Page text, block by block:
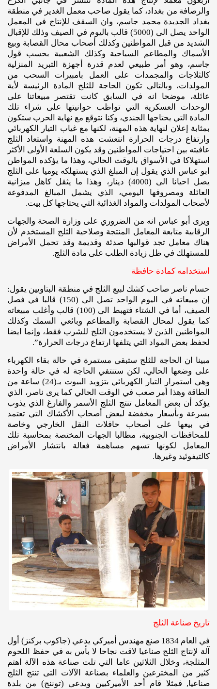
والرصافة من بغداد، كما يقول صاحب معمل الغدير في منطقة
بغداد الجديدة محمد جاسم، وان السقف للإنتاج في المعمل
الواحد يصل الى (5000) قالب باليوم في الصيف وذلك للإقبال
الشديد من قبل المواطنين وكذلك أصحاب محال القصابة وبيع
الأسماك والمطاعم السياحية وكذلك الشعبية بحسب قول
جاسم، وهو أمر طبيعي لعدم قدرة أجهزة التبريد المنزلية
كالثلاجات والمجمدات على العمل بامبيرات السحب من
المولدات، وبالتالي تكون الحاجة للثلج المادة الرئيسة لأية
عائلة، موضحا انه في السابق كانت تقتصر مبيعاتنا على
الوحدات العسكرية التي تواظب حوانيتها على شراء تلك
المادة التي يحتاجها الجندي، وكنا نتوقع مع نهاية الحرب ستكون
بمثابة إعلان لنهاية هذه المهنة، لكنها مع غياب التيار الكهربائي
وارتفاع درجات الحرارة انتعشت هذه المهنة واستعاد الثلج
عافيته بين احتياجات المواطنين وقد يكون السلعة الأولى الأكثر
استهلاكا في الأسواق بالوقت الحالي، وهذا ما يؤكده المواطن
ابو عباس الذي يقول إن المبلغ الذي يستهلكه يوميا على الثلج
يصل احيانا الى (4000) دينار، وهذا ما يثقل كاهل ميزانية
العائلة ومصروفها اليومي، الذي يشمل المبالغ المدفوعة
لأصحاب المولدات والمواد الغذائية التي يحتاجها كل بيت.
ويرى أبو عباس انه من الضروري على وزارة الصحة والجهات
الرقابية متابعة المعامل المنتجة وصلاحية الثلج المستخدم لأن
هناك معامل تجد قوالبها صدئة وقديمة وقد تحمل الأمراض
للمستهلك في ظل زيادة الطلب على مادة الثلج.
استخدامه كمادة حافظة
حسام ناصر صاحب كشك لبيع الثلج في منطقة البتاويين يقول:
إن مبيعاته في اليوم الواحد تصل الى (150) قالبا في فصل
الصيف، أما في الشتاء فتهبط الى (100) قالب وأغلب مبيعاته
كما يقول لمحال القصابة والمطاعم وبائعي السمك وكذلك
المواطنين الذين لا يستخدمون الثلج للشرب فقط، وإنما ايضا
لحفظ بعض المواد التي يتلفها ارتفاع درجات الحرارة”.
مبينا ان الحاجة للثلج ستبقى مستمرة في حالة بقاء الكهرباء
على وضعها الحالي، لكن ستنتفي الحاجة له في حالة واحدة
وهي استمرار التيار الكهربائي بتزويد البيوت بـ(24) ساعة من
الطاقة وهذا أمر صعب في الوقت الحالي كما يرى ناصر، الذي
يؤكد أن بعض المعامل تنتج الثلج الأسمر والفارغ الذي يذوب
بسرعة وبأسعار مخفضة لبعض أصحاب الأكشاك التي تعتمد
في بيعها على أصحاب حافلات النقل الخارجي وخاصة
للمحافظات الجنوبية، مطالبا الجهات المختصة بمحاسبة تلك
المعامل لكونها تسهم مساهمة فعالة بانتشار الأمراض
كالتيفوئيد وغيرها.
تاريخ صناعة الثلج
في العام 1834 صنع مهندس أميركي يدعي (جاكوب بركنز) أول
آلة لإنتاج الثلج صناعيا لاقت نجاحا لا بأس به في حفظ اللحوم
المثلجة، وخلال الثلاثين عاما التي تلت صناعة هذه الآلة اهتم
كثير من المخترعين والعلماء بصناعة الآلات التى تنتج الثلج
صناعيا, فمثلا قام أحد الأميركيين ويدعى (توننج) من بلدة